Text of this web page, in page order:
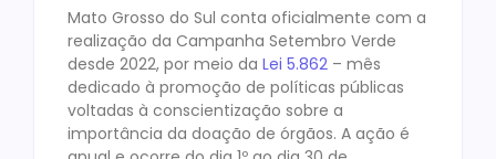
Mato Grosso do Sul conta oficialmente com a
realização da Campanha Setembro Verde
desde 2022, por meio da Lei 5.862 – mês
dedicado à promoção de políticas públicas
voltadas à conscientização sobre a
importância da doação de órgãos. A ação é